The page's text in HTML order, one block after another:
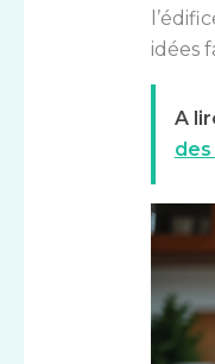
idées
A